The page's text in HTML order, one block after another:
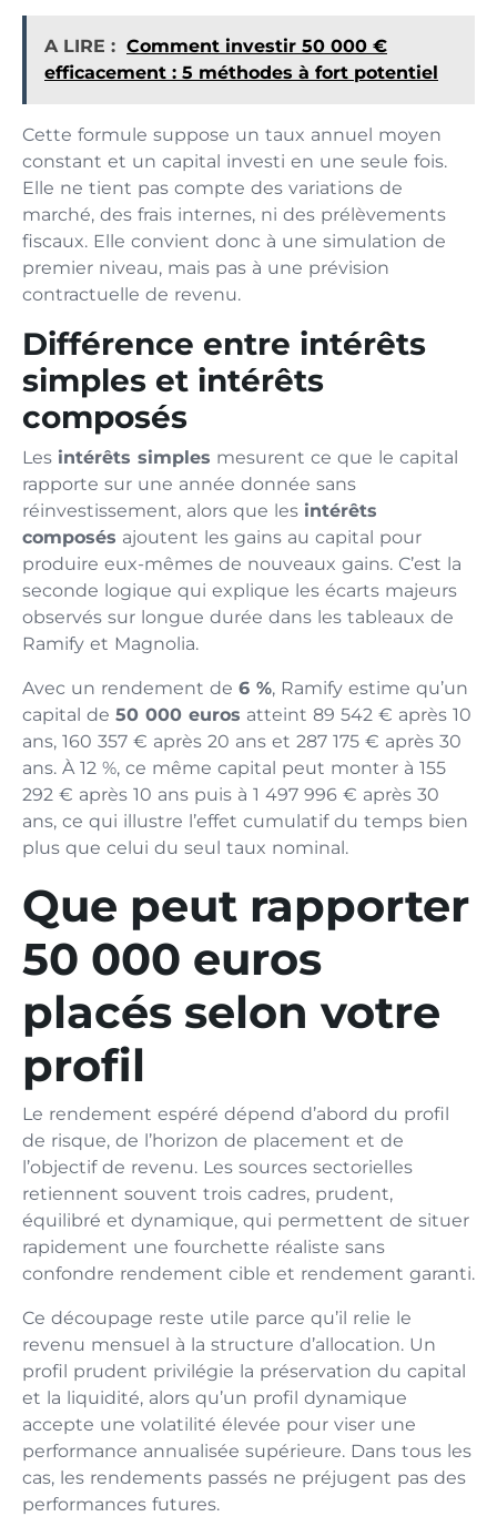
A LIRE : Comment investir 50 000 €
efficacement : 5 méthodes à fort potentiel
Cette formule suppose un taux annuel moyen
constant et un capital investi en une seule fois.
Elle ne tient pas compte des variations de
marché, des frais internes, ni des prélèvements
fiscaux. Elle convient donc à une simulation de
premier niveau, mais pas à une prévision
contractuelle de revenu.
Différence entre intérêts
simples et intérêts
composés
Les intérêts simples mesurent ce que le capital
rapporte sur une année donnée sans
réinvestissement, alors que les intérêts
composés ajoutent les gains au capital pour
produire eux-mêmes de nouveaux gains. C’est la
seconde logique qui explique les écarts majeurs
observés sur longue durée dans les tableaux de
Ramify et Magnolia.
Avec un rendement de 6 %, Ramify estime qu’un
capital de 50 000 euros atteint 89 542 € après 10
ans, 160 357 € après 20 ans et 287 175 € après 30
ans. À 12 %, ce même capital peut monter à 155
292 € après 10 ans puis à 1 497 996 € après 30
ans, ce qui illustre l’effet cumulatif du temps bien
plus que celui du seul taux nominal.
Que peut rapporter
50 000 euros
placés selon votre
profil
Le rendement espéré dépend d’abord du profil
de risque, de l’horizon de placement et de
l’objectif de revenu. Les sources sectorielles
retiennent souvent trois cadres, prudent,
équilibré et dynamique, qui permettent de situer
rapidement une fourchette réaliste sans
confondre rendement cible et rendement garanti.
Ce découpage reste utile parce qu’il relie le
revenu mensuel à la structure d’allocation. Un
profil prudent privilégie la préservation du capital
et la liquidité, alors qu’un profil dynamique
accepte une volatilité élevée pour viser une
performance annualisée supérieure. Dans tous les
cas, les rendements passés ne préjugent pas des
performances futures.